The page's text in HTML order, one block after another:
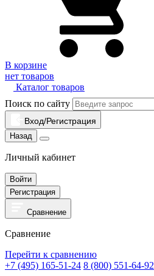
В корзине
нет товаров
Каталог товаров
Поиск по сайту
Вход/Регистрация
Назад
Личный кабинет
Войти
Регистрация
Сравнение
Сравнение
Перейти к сравнению
+7 (495) 165-51-24 8 (800) 551-64-92